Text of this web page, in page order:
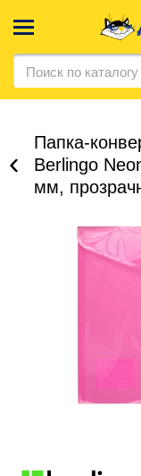
Папка-
Berlingo
мм,